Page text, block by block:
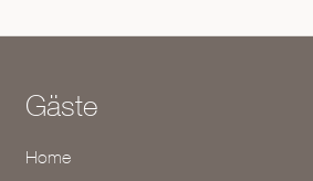
Gäste
Home